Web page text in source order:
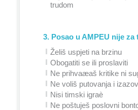
trudom
3. Posao u AMPEU nije za
Želiš uspjeti na brzinu
Obogatiti se ili proslaviti
Ne prihvaæaš kritike ni
Ne voliš putovanja i
Nisi timski igraè
Ne poštuješ poslovni